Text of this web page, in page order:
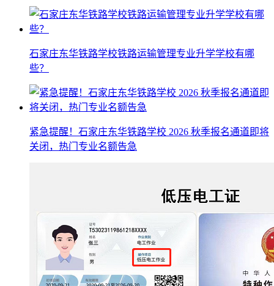
石家庄东华铁路学校铁路运输管理专业升学学校有哪
些？
紧急提醒！石家庄东华铁路学校 2026 秋季报名通道即将
关闭，热门专业名额告急